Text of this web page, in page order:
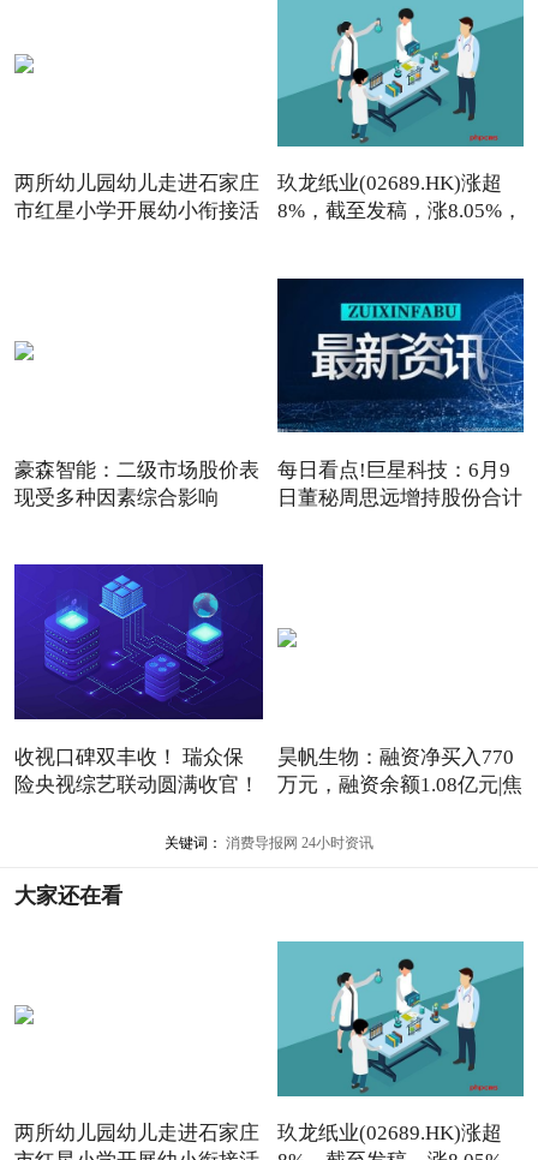
两所幼儿园幼儿走进石家庄
市红星小学开展幼小衔接活
玖龙纸业(02689.HK)涨超
8%，截至发稿，涨8.05%，
豪森智能：二级市场股价表
现受多种因素综合影响
每日看点!巨星科技：6月9
日董秘周思远增持股份合计
收视口碑双丰收！ 瑞众保
险央视综艺联动圆满收官！
昊帆生物：融资净买入770
万元，融资余额1.08亿元|焦
关键词： 消费导报网 24小时资讯
大家还在看
两所幼儿园幼儿走进石家庄
玖龙纸业(02689.HK)涨超